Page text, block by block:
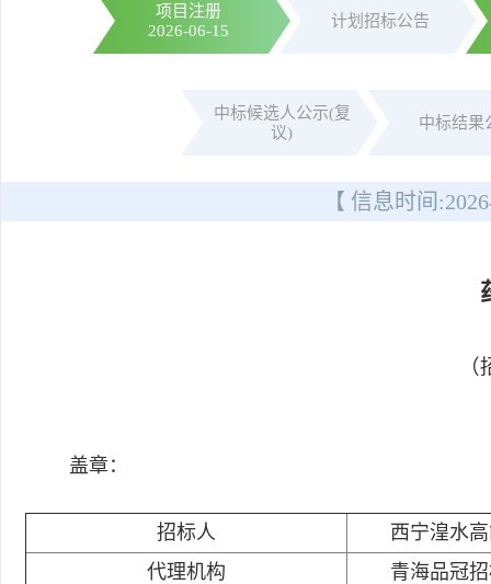
项目注册
2026-06-15
计划招标公告
中标候选人公示(复
议)
中标结果
【 信息时间:
盖章：
招标人
西宁湟水
代理机构
青海品冠